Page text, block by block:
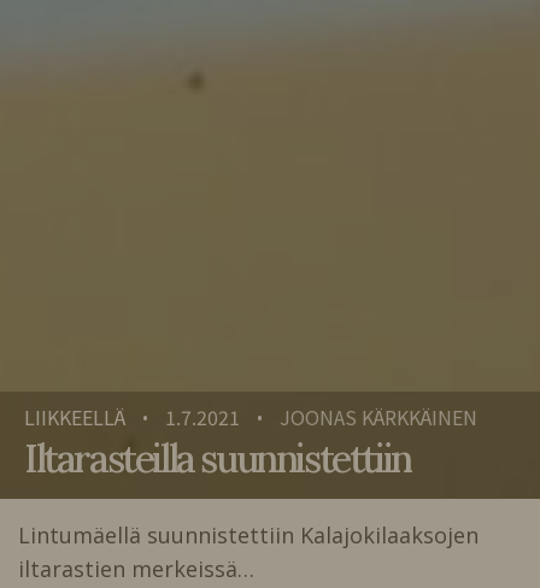
LIIKKEELLÄ • 1.7.2021 • JOONAS KÄRKKÄINEN
Iltarasteilla suunnistettiin
Lintumäellä suunnistettiin Kalajokilaaksojen
iltarastien merkeissä…